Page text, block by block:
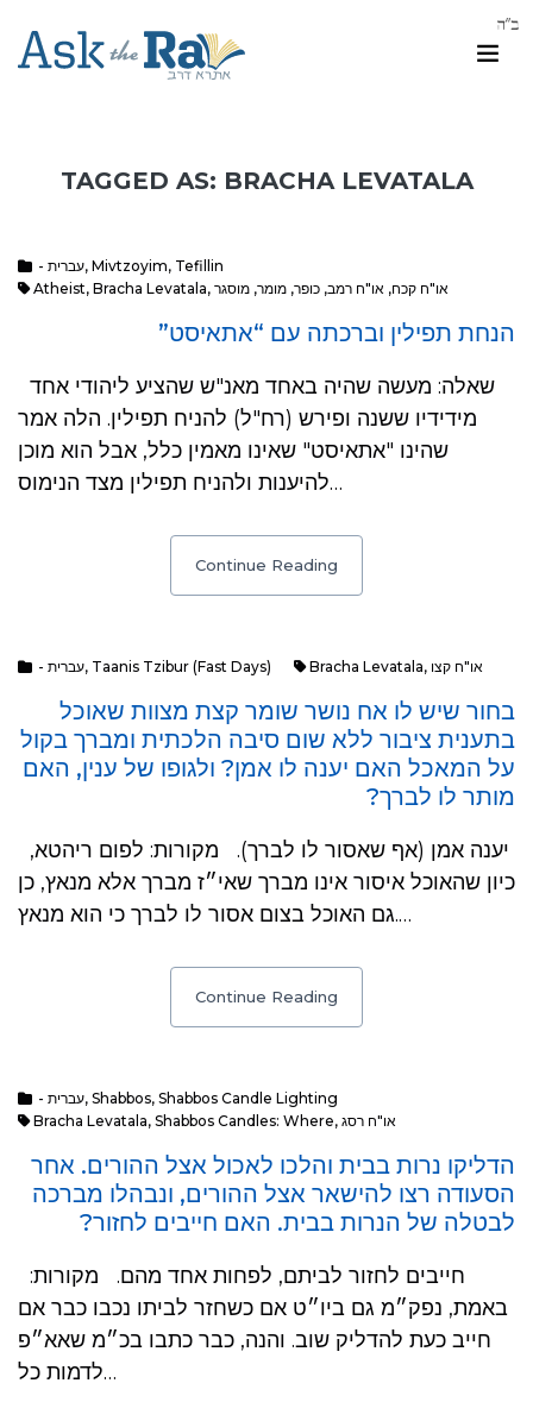
TAGGED AS: BRACHA LEVATALA
- עברית, Mivtzoyim, Tefillin
Atheist, Bracha Levatala, או"ח קכח, או"ח רמב, כופר, מומר, מוסגר
הנחת תפילין וברכתה עם “אתאיסט”
מידידיו ששנה ופירש (רח"ל) להניח תפילין. הלה אמר
שהינו "אתאיסט" שאינו מאמין כלל, אבל הוא מוכן
להיענות ולהניח תפילין מצד הנימוס…
Continue Reading
- עברית, Taanis Tzibur (Fast Days) Bracha Levatala, או"ח קצו
בחור שיש לו אח נושר שומר קצת מצוות שאוכל
בתענית ציבור ללא שום סיבה הלכתית ומברך בקול
על המאכל האם יענה לו אמן? ולגופו של ענין, האם
מותר לו לברך?
כיון שהאוכל איסור אינו מברך שאי״ז מברך אלא מנאץ, כן
גם האוכל בצום אסור לו לברך כי הוא מנאץ.…
Continue Reading
- עברית, Shabbos, Shabbos Candle Lighting
Bracha Levatala, Shabbos Candles: Where, או"ח רסג
הדליקו נרות בבית והלכו לאכול אצל ההורים. אחר
הסעודה רצו להישאר אצל ההורים, ונבהלו מברכה
לבטלה של הנרות בבית. האם חייבים לחזור?
באמת, נפק״מ גם ביו״ט אם כשחזר לביתו נכבו כבר אם
חייב כעת להדליק שוב. והנה, כבר כתבו בכ״מ שאא״פ
לדמות כל…